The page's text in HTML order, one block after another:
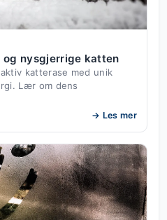
nysgjerrige katten
katterase med unik
Lær om dens
→ Les mer